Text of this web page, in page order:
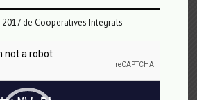
de Cooperatives Integrals